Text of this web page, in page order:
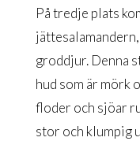
På tredje plats
groddjur. Denna
hud som är mörk
floder och sjöar
stor och klumpig